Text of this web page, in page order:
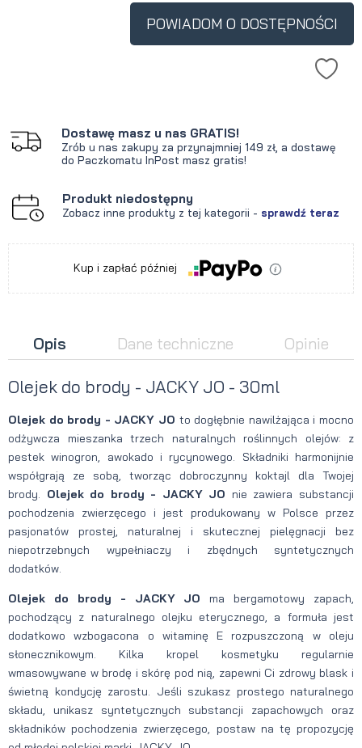
POWIADOM O DOSTĘPNOŚCI
Dostawę masz u nas GRATIS!
Zrób u nas zakupy za przynajmniej 149 zł, a dostawę
do Paczkomatu InPost masz gratis!
Produkt niedostępny
Zobacz inne produkty z tej kategorii - sprawdź teraz
Kup i zapłać później
Opis Dane techniczne Opinie
Olejek do brody - JACKY JO - 30ml
Olejek do brody - JACKY JO to dogłębnie nawilżająca i mocno
odżywcza mieszanka trzech naturalnych roślinnych olejów: z
pestek winogron, awokado i rycynowego. Składniki harmonijnie
współgrają ze sobą, tworząc dobroczynny koktajl dla Twojej
brody. Olejek do brody - JACKY JO nie zawiera substancji
pochodzenia zwierzęcego i jest produkowany w Polsce przez
pasjonatów prostej, naturalnej i skutecznej pielęgnacji bez
niepotrzebnych wypełniaczy i zbędnych syntetycznych
dodatków.
Olejek do brody - JACKY JO ma bergamotowy zapach,
pochodzący z naturalnego olejku eterycznego, a formuła jest
dodatkowo wzbogacona o witaminę E rozpuszczoną w oleju
słonecznikowym. Kilka kropel kosmetyku regularnie
wmasowywane w brodę i skórę pod nią, zapewni Ci zdrowy blask i
świetną kondycję zarostu. Jeśli szukasz prostego naturalnego
składu, unikasz syntetycznych substancji zapachowych oraz
składników pochodzenia zwierzęcego, postaw na tę propozycję